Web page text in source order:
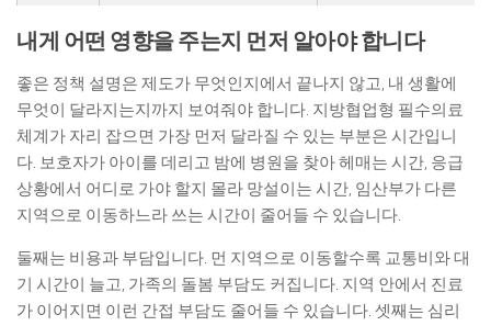
내게 어떤 영향을 주는지 먼저 알아야 합니다
좋은 정책 설명은 제도가 무엇인지에서 끝나지 않고, 내 생활에
무엇이 달라지는지까지 보여줘야 합니다. 지방협업형 필수의료
체계가 자리 잡으면 가장 먼저 달라질 수 있는 부분은 시간입니
다. 보호자가 아이를 데리고 밤에 병원을 찾아 헤매는 시간, 응급
상황에서 어디로 가야 할지 몰라 망설이는 시간, 임산부가 다른
지역으로 이동하느라 쓰는 시간이 줄어들 수 있습니다.
둘째는 비용과 부담입니다. 먼 지역으로 이동할수록 교통비와 대
기 시간이 늘고, 가족의 돌봄 부담도 커집니다. 지역 안에서 진료
가 이어지면 이런 간접 부담도 줄어들 수 있습니다. 셋째는 심리